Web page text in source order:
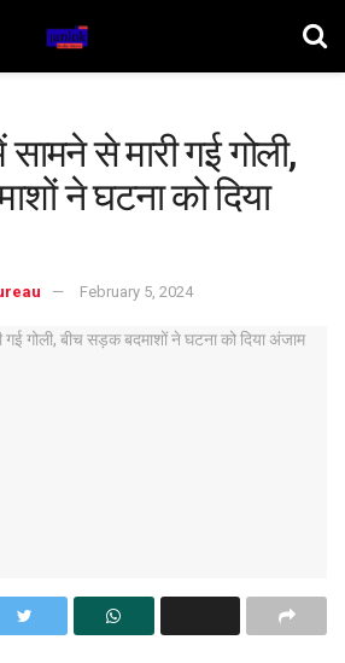
से मारी गई गोली,
ने घटना को दिया
February 5, 2024